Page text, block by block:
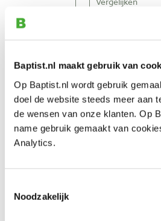
Baptist.nl maakt gebruik van
Op Baptist.nl wordt gebruik
doel de website steeds meer aan
de wensen van onze klanten. Op
name gebruik gemaakt van
Analytics.
Noodzakelijk
Pfeil 8a-13 kort
Artikelnummer: 13575
€ 32,90 incl. btw
€ 27,19 excl. btw
Op voorraad